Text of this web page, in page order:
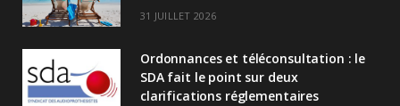
n
31 JUILLET 2026
Ordonnances et téléconsultation : le
SDA fait le point sur deux
clarifications réglementaires